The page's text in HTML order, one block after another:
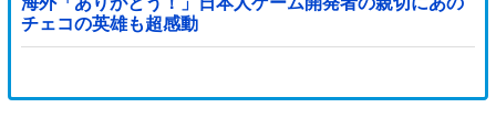
チェコの英雄も超感動